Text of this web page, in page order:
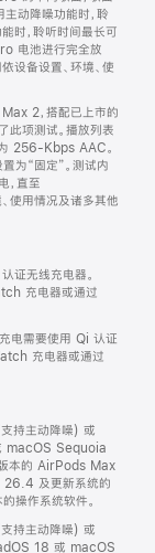
动降噪功能时，聆
时，聆听时间最长可
电池进行完全放
设备设置、环境、使
2，搭配已上市的
项测试。播放列表
256-Kbps AAC。
为“固定”。测试内
，直至
使用情况及诸多其他
证无线充电器。
充电器或通过
电需要使用 Qi 认证
充电器或通过
持主动降噪) 或
macOS Sequoia
版本的 AirPods Max
及更新系统的
操作系统软件。
持主动降噪) 或
18 或 macOS